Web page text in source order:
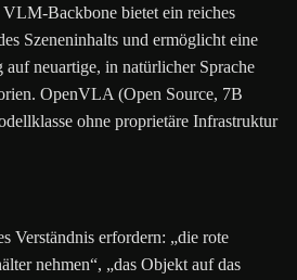
VLM-Backbone bietet ein reiches
Szeneninhalts und ermöglicht eine
neuartige, in natürlicher Sprache
OpenVLA (Open Source, 7B
ohne proprietäre Infrastruktur
Verständnis erfordern: „die rote
nehmen“, „das Objekt auf das